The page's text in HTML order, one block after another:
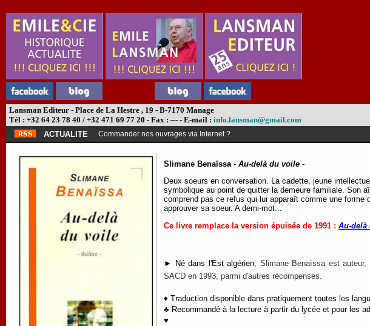
Lansman Editeur - Place de La Hestre , 19 - B-7170 Manage
Tél : +32 64 23 78 40 / +32 471 69 77 20 - Fax : --- - E-mail : info.lansman@gmail.com
ACTUALITE Commander nos ouvrages via Internet ?
Slimane Benaïssa - Au-delà du voile -
Deux soeurs en conversation. La cadette, jeune
symbolique au point de quitter la demeure familiale. Son
comprend pas ce refus qui lui apparaît comme une
approuver sa soeur. A demi-mot...
Ce livre remplace la version épuisée de 1991 : Au-delà
► Né dans l'Est algérien, Slimane Benaïssa est
SACD en 1993, parmi d'autres récompenses.
♦ Traduction disponible dans pratiquement toutes les
♣ Recommandé à la lecture à partir du lycée et pour les
♥